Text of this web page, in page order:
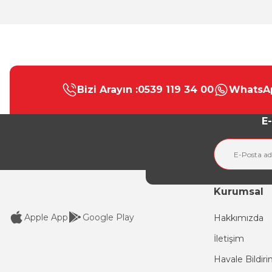
Görüş ve önerileriniz için teşekkür ederiz.
Ürün resmi kalitesiz, bozuk veya görüntülenemiyor.
Ürün açıklamasında eksik bilgiler bulunuyor.
Bizi Arayın :0539 119 34 00
Apple App Google Play
Kurumsal
Hakkımızda
İletişim
Havale